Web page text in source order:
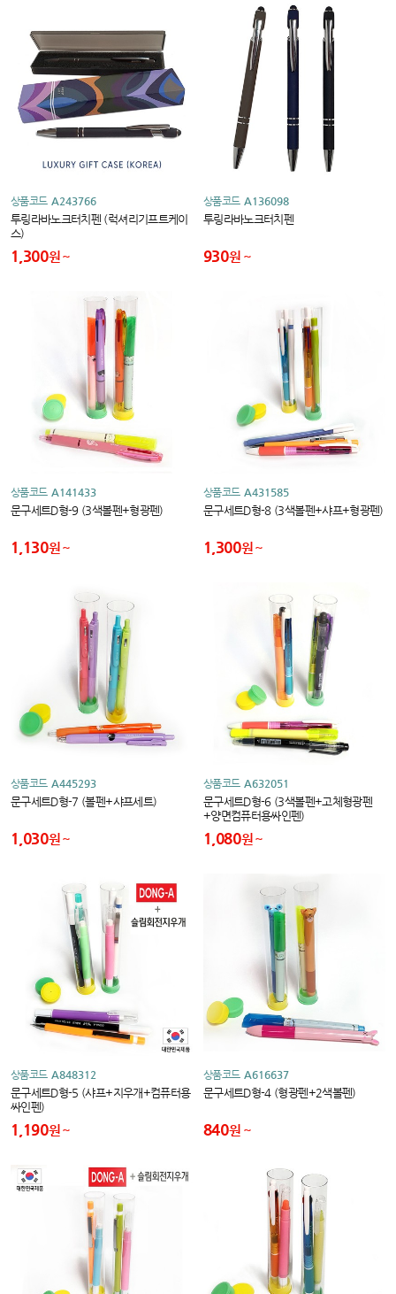
상품코드 A243766
투링라바노크터치펜 (럭셔리기프트케이
스)
1,300원
상품코드 A136098
투링라바노크터치펜
930원
상품코드 A141433
문구세트D형-9 (3색볼펜+형광펜)
1,130원
상품코드 A431585
문구세트D형-8 (3색볼펜+샤프+형광펜)
1,300원
상품코드 A445293
문구세트D형-7 (볼펜+샤프세트)
1,030원
상품코드 A632051
문구세트D형-6 (3색볼펜+고체형광펜
+양면컴퓨터용싸인펜)
1,080원
상품코드 A848312
문구세트D형-5 (샤프+지우개+컴퓨터용
싸인펜)
1,190원
상품코드 A616637
문구세트D형-4 (형광펜+2색볼펜)
840원